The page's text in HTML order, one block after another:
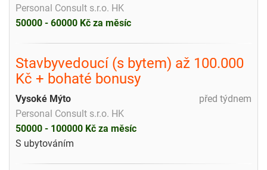
Personal Consult s.r.o. HK
50000 - 60000 Kč za měsíc
Stavbyvedoucí (s bytem) až 100.000
Kč + bohaté bonusy
před týdnem
Vysoké Mýto
Personal Consult s.r.o. HK
50000 - 100000 Kč za měsíc
S ubytováním